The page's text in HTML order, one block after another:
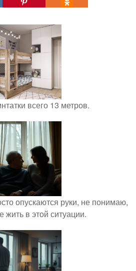
всего 13 метров.
опускаются руки, не понимаю,
жить в этой ситуации.